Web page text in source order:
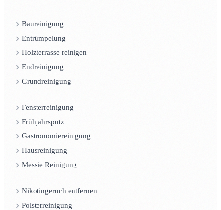
Baureinigung
Entrümpelung
Holzterrasse reinigen
Endreinigung
Grundreinigung
Fensterreinigung
Frühjahrsputz
Gastronomiereinigung
Hausreinigung
Messie Reinigung
Nikotingeruch entfernen
Polsterreinigung